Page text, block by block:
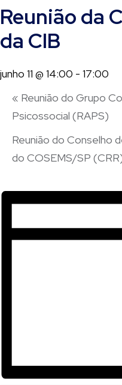
Reunião da
da CIB
junho 11 @ 14:00 - 17:00
« Reunião do Grupo
Psicossocial (RAPS)
Reunião do Conselho
do COSEMS/SP